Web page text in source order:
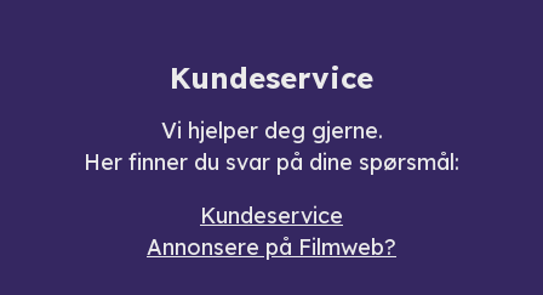
Kundeservice
Vi hjelper deg gjerne.
Her finner du svar på dine spørsmål:
Kundeservice
Annonsere på Filmweb?